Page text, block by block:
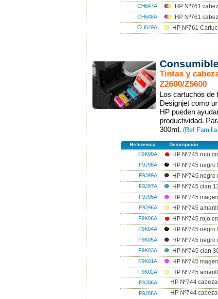
CH647A HP Nº761
CH648A HP Nº761
CH649A HP Nº761
Tintas y
Z2600/Z5600
Los cartuchos de
Designjet como
HP pueden
productividad.
300ml. (Ref
Referencia Descripción
F9K00A HP Nº745 rojo
F9J98A HP Nº745 negro
F9J99A HP Nº745 negro
F9J97A HP Nº745 cian
F9J95A HP Nº745
F9J96A HP Nº745
F9K06A HP Nº745 rojo
F9K04A HP Nº745 negro
F9K05A HP Nº745 negro
F9K03A HP Nº745 cian
F9K01A HP Nº745
F9K02A HP Nº745
F9J86A HP Nº744
F9J88A HP Nº744